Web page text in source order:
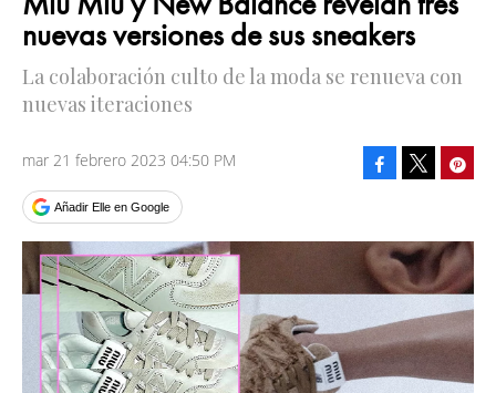
nuevas versiones de sus sneakers
La colaboración culto de la moda se renueva con
nuevas iteraciones
mar 21 febrero 2023 04:50 PM
Añadir Elle en Google
Facebook